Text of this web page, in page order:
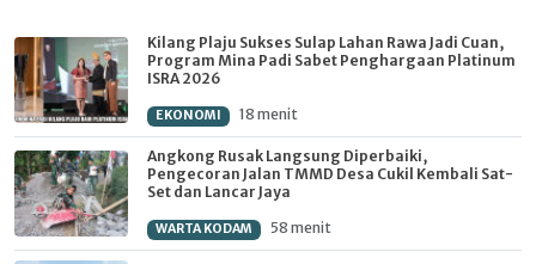
Kilang Plaju Sukses Sulap Lahan Rawa Jadi Cuan,
Program Mina Padi Sabet Penghargaan Platinum
ISRA 2026
EKONOMI 18 menit
Angkong Rusak Langsung Diperbaiki,
Pengecoran Jalan TMMD Desa Cukil Kembali Sat-
Set dan Lancar Jaya
WARTA KODAM 58 menit